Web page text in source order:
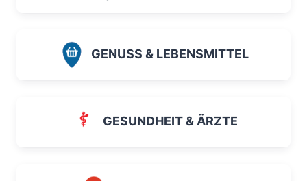
GENUSS & LEBENSMITTEL
GESUNDHEIT & ÄRZTE